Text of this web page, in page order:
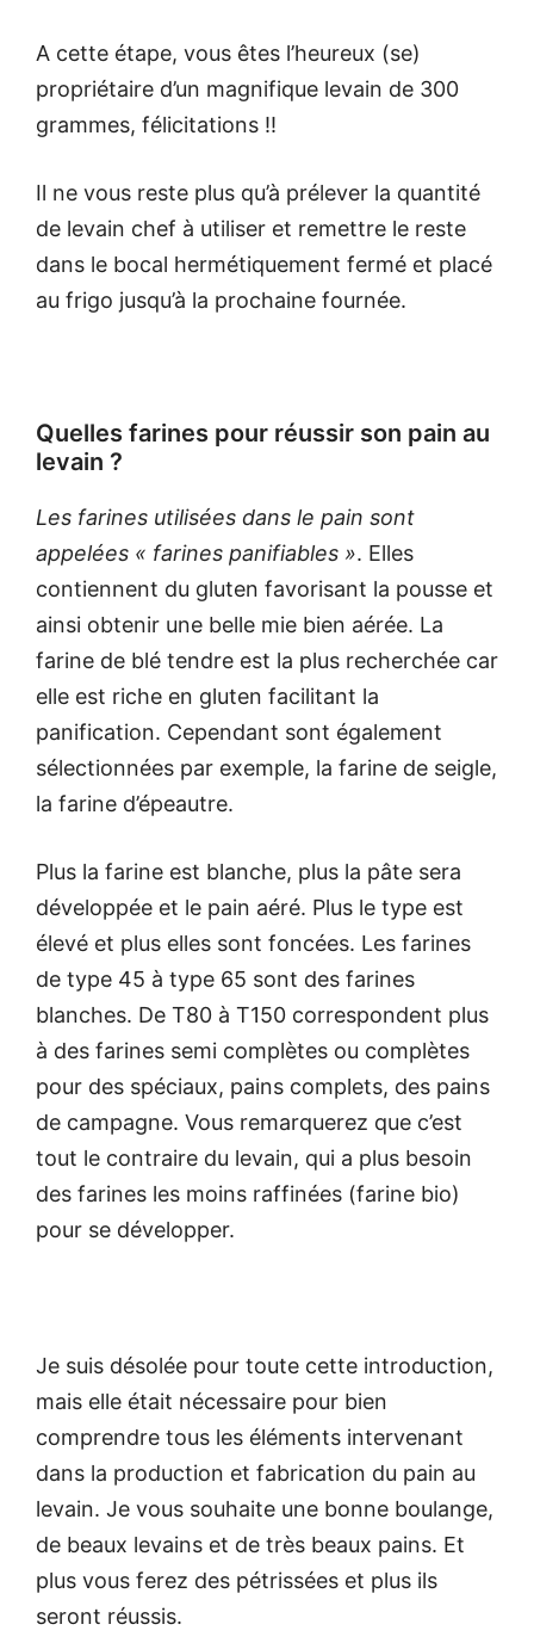
A cette étape, vous êtes l’heureux (se)
propriétaire d’un magnifique levain de 300
grammes, félicitations !!
Il ne vous reste plus qu’à prélever la quantité
de levain chef à utiliser et remettre le reste
dans le bocal hermétiquement fermé et placé
au frigo jusqu’à la prochaine fournée.
Quelles farines pour réussir son pain au
levain ?
Les farines utilisées dans le pain sont
appelées « farines panifiables ». Elles
contiennent du gluten favorisant la pousse et
ainsi obtenir une belle mie bien aérée. La
farine de blé tendre est la plus recherchée car
elle est riche en gluten facilitant la
panification. Cependant sont également
sélectionnées par exemple, la farine de seigle,
la farine d’épeautre.
Plus la farine est blanche, plus la pâte sera
développée et le pain aéré. Plus le type est
élevé et plus elles sont foncées. Les farines
de type 45 à type 65 sont des farines
blanches. De T80 à T150 correspondent plus
à des farines semi complètes ou complètes
pour des spéciaux, pains complets, des pains
de campagne. Vous remarquerez que c’est
tout le contraire du levain, qui a plus besoin
des farines les moins raffinées (farine bio)
pour se développer.
Je suis désolée pour toute cette introduction,
mais elle était nécessaire pour bien
comprendre tous les éléments intervenant
dans la production et fabrication du pain au
levain. Je vous souhaite une bonne boulange,
de beaux levains et de très beaux pains. Et
plus vous ferez des pétrissées et plus ils
seront réussis.